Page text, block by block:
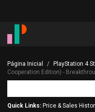
Página Inicial PlayStation 4
Cooperation Edition) -
Quick Links: Price & Sales